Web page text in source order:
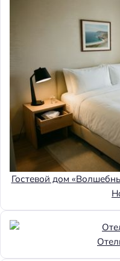
Гостевой дом